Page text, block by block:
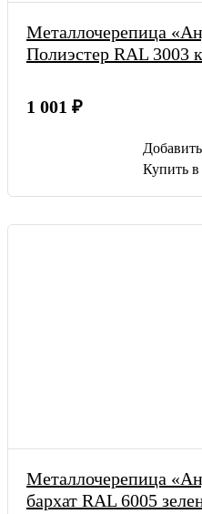
Металлочерепица
Полиэстер RAL 3003
1 001 ₽
Купить
Металлочерепица
бархат RAL 6005